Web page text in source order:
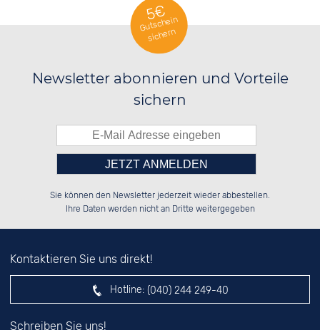
5€
Gutschein
sichern
Newsletter abonnieren und Vorteile
sichern
██░░░░░░██░░░░░░░░░░██░░██░░██░░
██████░░██████░░░░████░░██░░██░░
██░░██░░░░░░██░░░░░░██░░██░░██░░
Bitte tragen Sie die Zahl in
das nebenstehende Feld ein.
Sie können den Newsletter jederzeit wieder abbestellen.
Ihre Daten werden nicht an Dritte weitergegeben
Kontaktieren Sie uns direkt!
Hotline: (040) 244 249-40
Schreiben Sie uns!